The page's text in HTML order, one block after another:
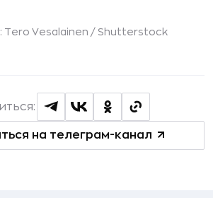
Vesalainen / Shutterstock
на телеграм-канал